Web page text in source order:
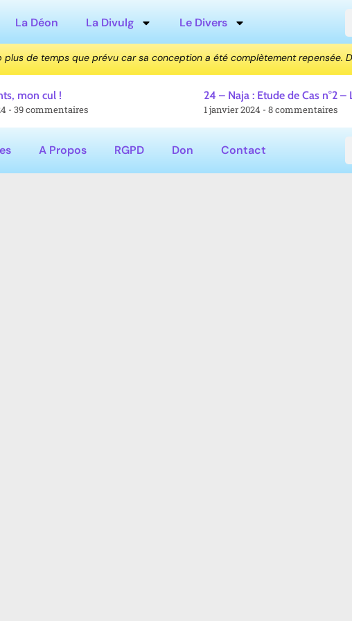
La Déon La Divulg Le Divers
de temps que prévu car sa conception a été complètement repensée.
mon cul !
39 commentaires
24 – Naja : Etude de Cas n°2 –
1 janvier 2024 8 commentaires
A Propos RGPD Don Contact